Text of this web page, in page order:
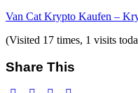
Van Cat Krypto Kaufen –
(Visited 17 times, 1 visits
Share This